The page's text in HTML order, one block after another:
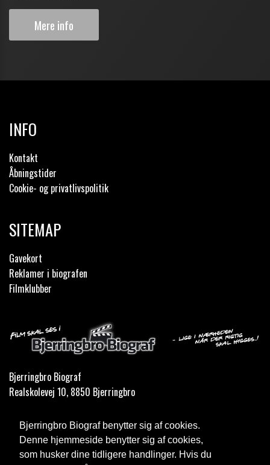
Bjerringbro Biograf benytter sig af cookies.
Denne hjemmeside benytter sig af cookies,
som husker dine tidligere handlinger. Hvis du
Mere info
INFO
Kontakt
Åbningstider
Cookie- og privatlivspolitik
SITEMAP
Gavekort
Reklamer i biografen
Filmklubber
Bjerringbro Biograf
Realskolevej 10, 8850 Bjerringbro
Telefon:35 11 59 59
Email: info@bjerringbrobiograf.dk
Cookie- og privatlivspolitik